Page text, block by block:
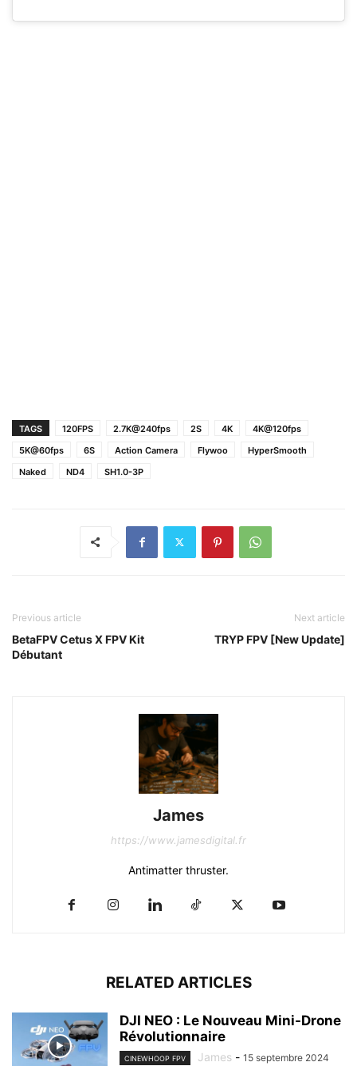
TAGS 120FPS 2.7K@240fps 2S 4K
4K@120fps
5K@60fps
6S Action Camera Flywoo
HyperSmooth
Naked
ND4 SH1.0-3P
Previous article
BetaFPV Cetus X FPV Kit
Débutant
Next article
TRYP FPV [New Update]
James
https://www.jamesdigital.fr
Antimatter thruster.
RELATED ARTICLES
DJI NEO : Le Nouveau Mini-Drone
Révolutionnaire
CINEWHOOP FPV James - 15 septembre 2024